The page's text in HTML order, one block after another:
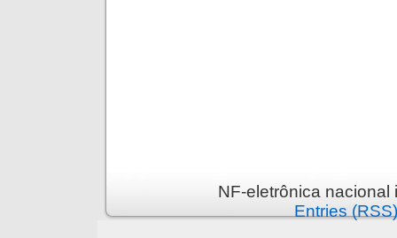
NF-eletrônica
Entries (RSS)